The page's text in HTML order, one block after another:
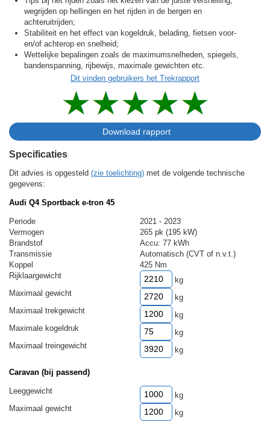
wegrijden op hellingen en het rijden in de bergen en
achteruitrijden;
Stabiliteit en het effect van kogeldruk, belading, fietsen voor-
en/of achterop en snelheid;
Wettelijke bepalingen zoals de maximumsnelheden, spiegels,
bandenspanning, rijbewijs, maximale gewichten etc.
Dit vinden gebruikers het Trekrapport
Specificaties
Dit advies is opgesteld (zie toelichting) met de volgende technische
gegevens:
Audi Q4 Sportback e-tron 45
Periode
2021 - 2023
Vermogen
265 pk (195 kW)
Brandstof
Accu: 77 kWh
Transmissie
Automatisch (CVT of n.v.t.)
Koppel
425 Nm
Rijklaargewicht
kg
Maximaal gewicht
kg
Maximaal trekgewicht
kg
Maximale kogeldruk
kg
Maximaal treingewicht
kg
Caravan (bij passend)
Leeggewicht
kg
Maximaal gewicht
kg